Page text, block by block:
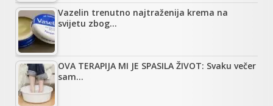
Vazelin trenutno najtraženija krema na
svijetu zbog…
OVA TERAPIJA MI JE SPASILA ŽIVOT: Svaku večer
sam…